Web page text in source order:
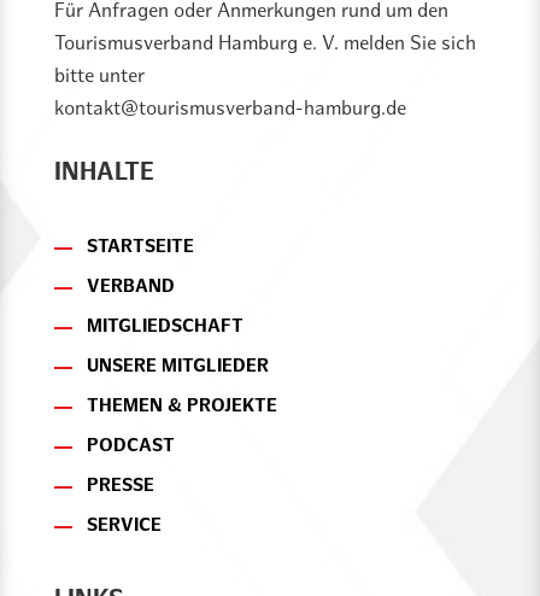
Für Anfragen oder Anmerkungen rund um den
Tourismusverband Hamburg e. V. melden Sie sich
bitte unter
kontakt@tourismusverband-hamburg.de
INHALTE
STARTSEITE
VERBAND
MITGLIEDSCHAFT
UNSERE MITGLIEDER
THEMEN & PROJEKTE
PODCAST
PRESSE
SERVICE